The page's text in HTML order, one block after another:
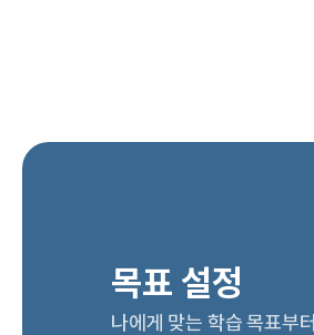
목표 설정
나에게 맞는 학습 목표부